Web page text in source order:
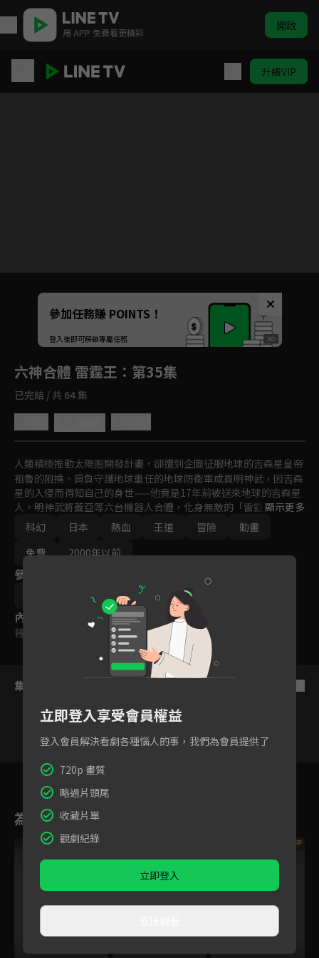
用 APP 免費看更精彩 開啟
升級VIP
Unmute
如有不便請見諒
參加任務賺 POINTS！
登入後即可解鎖專屬任務
六神合體 雷霆王 ：第35集
已完結 / 共 64 集
人類積極推動太陽圏開發計畫，卻遭到企圖征服地球的吉森星皇帝
祖魯的阻撓。肩負守護地球重任的地球防衛軍成員明神武，因吉森
星的入侵而得知自己的身世——他竟是17年前被送來地球的吉森星
人。明神武將蓋亞等六台機器人合體，化身無敵的「雷霆王」，迎
戰來自吉森星的侵略者。然而，這場戰役卻成為他與親哥哥馬克悲
劇性對決的開端。
顯示更多
科幻
日本 熱血 王道 冒險
動畫
免費
2000年以前
參與演員
內容標籤
普遍級
集數列表
33 34
為您推薦
VIP VIP
立即登入享受會員權益
登入會員解決看劇各種惱人的事，我們為會員提供了
720p 畫質
略過片頭尾
收藏片單
觀劇紀錄
立即登入